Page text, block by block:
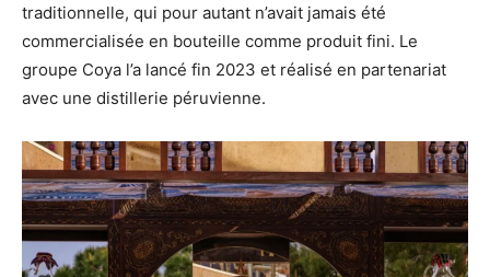
traditionnelle, qui pour autant n’avait jamais été
commercialisée en bouteille comme produit fini. Le
groupe Coya l’a lancé fin 2023 et réalisé en partenariat
avec une distillerie péruvienne.